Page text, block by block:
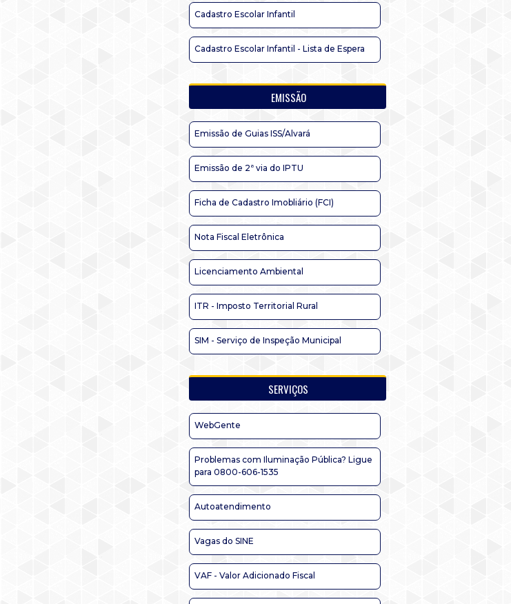
Cadastro Escolar Infantil
Cadastro Escolar Infantil - Lista de Espera
EMISSÃO
Emissão de Guias ISS/Alvará
Emissão de 2ª via do IPTU
Ficha de Cadastro Imobliário (FCI)
Nota Fiscal Eletrônica
Licenciamento Ambiental
ITR - Imposto Territorial Rural
SIM - Serviço de Inspeção Municipal
SERVIÇOS
WebGente
Problemas com Iluminação Pública? Ligue
para 0800-606-1535
Autoatendimento
Vagas do SINE
VAF - Valor Adicionado Fiscal